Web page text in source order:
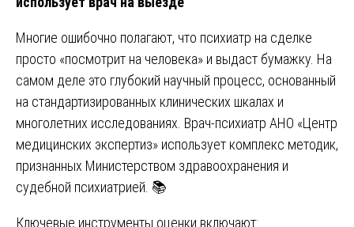
Многие ошибочно полагают, что психиатр на сделке
просто «посмотрит на человека» и выдаст бумажку. На
самом деле это глубокий научный процесс, основанный
на стандартизированных клинических шкалах и
многолетних исследованиях. Врач-психиатр АНО «Центр
медицинских экспертиз» использует комплекс методик,
признанных Министерством здравоохранения и
судебной психиатрией. 📚
Ключевые инструменты оценки включают: